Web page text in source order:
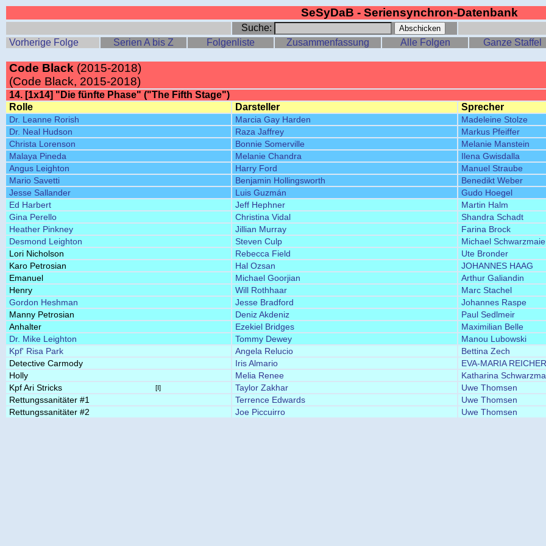
SeSyDaB - Seriensynchron-Datenbank
Suche:
Vorherige Folge
Serien A bis Z Folgenliste Zusammenfassung Alle Folgen Ganze Staffel
Code Black (2015-2018)
(Code Black, 2015-2018)
14. [1x14] "Die fünfte Phase" ("The Fifth Stage")
Rolle
Darsteller Sprecher
Dr. Leanne Rorish Marcia Gay Harden
Madeleine Stolze
Dr. Neal Hudson
Raza Jaffrey
Markus Pfeiffer
Christa Lorenson
Bonnie Somerville
Melanie Manstein
Malaya Pineda
Melanie Chandra
Ilena Gwisdalla
Angus Leighton
Harry Ford
Manuel Straube
Mario Savetti
Benjamin Hollingsworth
Benedikt Weber
Jesse Sallander
Luis Guzmán
Gudo Hoegel
Ed Harbert
Jeff Hephner
Martin Halm
Gina Perello
Christina Vidal
Shandra Schadt
Heather Pinkney
Jillian Murray
Farina Brock
Desmond Leighton
Steven Culp
Michael
Lori Nicholson
Rebecca Field
Ute Bronder
Karo Petrosian
Hal Ozsan
JOHANNES HAAG
Emanuel
Michael Goorjian
Arthur Galiandin
Henry
Will Rothhaar
Marc Stachel
Gordon Heshman
Jesse Bradford
Johannes Raspe
Manny Petrosian
Deniz Akdeniz
Paul Sedlmeir
Anhalter
Ezekiel Bridges
Maximilian Belle
Dr. Mike Leighton
Tommy Dewey
Manou Lubowski
Kpf' Risa Park
Angela Relucio
Bettina Zech
Detective Carmody
Iris Almario
EVA-MARIA
Holly
Melia Renee
Katharina
Kpf Ari Stricks
[I] Taylor Zakhar
Uwe Thomsen
Rettungssanitäter #1
Terrence Edwards
Uwe Thomsen
Rettungssanitäter #2
Joe Piccuirro Uwe Thomsen